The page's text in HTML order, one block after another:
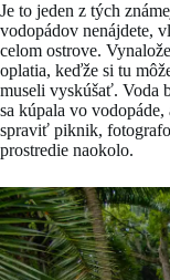
Je to jeden z tých
vodopádov nenájdete,
celom ostrove.
oplatia, keďže si tu
museli vyskúšať. Voda
sa kúpala vo
spraviť piknik,
prostredie naokolo.